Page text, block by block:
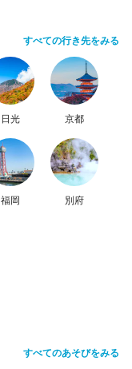
すべての行き先をみる
日光 京都
福岡 別府
すべてのあそびをみる